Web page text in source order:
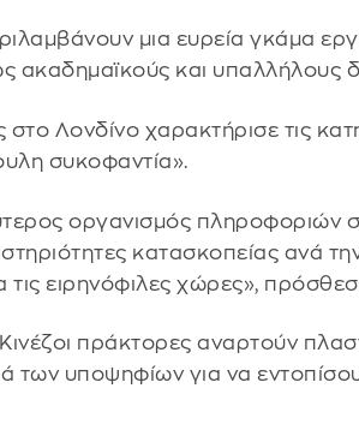
μια ευρεία γκάμα
ακαδημαϊκούς και υπαλλήλους
Λονδίνο χαρακτήρισε τις
συκοφαντία».
οργανισμός πληροφοριών
κατασκοπείας ανά
τις ειρηνόφιλες χώρες»,
πράκτορες αναρτούν
των υποψηφίων για να